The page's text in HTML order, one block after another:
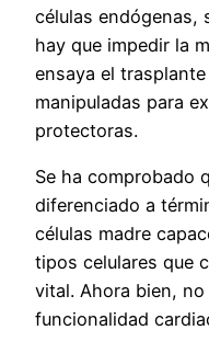
células endógenas,
hay que impedir la
ensaya el
manipuladas para
protectoras.
Se ha comprobado
diferenciado a
células madre
tipos celulares que
vital. Ahora bien,
funcionalidad